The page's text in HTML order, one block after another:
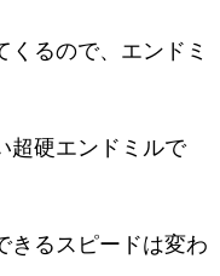
るので、エンドミ
超硬エンドミルで
きるスピードは変わ